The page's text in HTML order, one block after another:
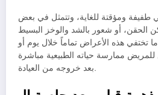
فهي طفيفة ومؤقتة للغاية، وتتمثل في بعض
الحقن، أو شعور بالشد والوخز البسيط
تختفي هذه الأعراض تماماً خلال يوم أو
للمريض ممارسة حياته الطبيعية مباشرة
بعد خروجه من العيادة.